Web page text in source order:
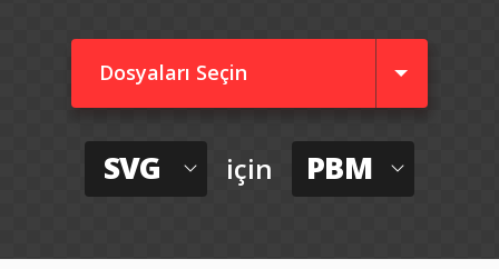
Dosyaları Seçin
SVG için PBM